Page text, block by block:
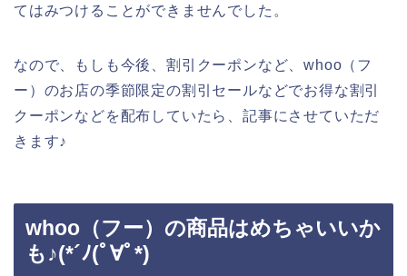
てはみつけることができませんでした。
なので、もしも今後、割引クーポンなど、whoo（フ
ー）のお店の季節限定の割引セールなどでお得な割引
クーポンなどを配布していたら、記事にさせていただ
きます♪
whoo（フー）の商品はめちゃいいか
も♪(*´ﾉ(ﾟ∀ﾟ*)